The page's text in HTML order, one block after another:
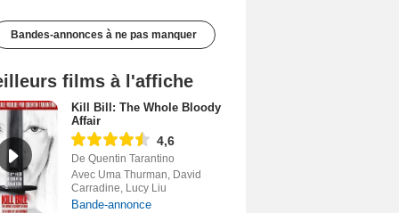
Bandes-annonces à ne pas manquer
films à l'affiche
Kill Bill: The Whole Bloody
Affair
4,6
De Quentin Tarantino
Avec Uma Thurman, David
Carradine, Lucy Liu
Bande-annonce